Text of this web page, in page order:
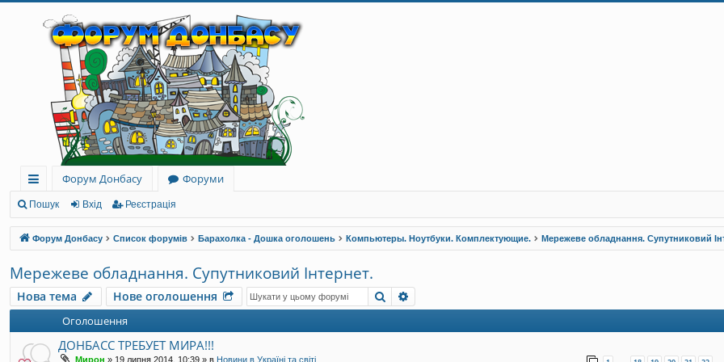
ви
дк
и
й
до
ст
уп
Форум Донбасу
Форуми
Пошук Вхід Реєстрація
Форум Донбасу Список форумів Барахолка - Дошка оголошень Компьютеры. Ноутбуки. Комплектующие. Мережеве обладнання. Супутниковий
Мережеве обладнання. Супутниковий Інтернет.
Нова тема Нове оголошення Пошук
Оголошення
ДОНБАСС ТРЕБУЕТ МИРА!!!
Мирон » 19 липня 2014, 10:39 » в Новини в Україні та світі